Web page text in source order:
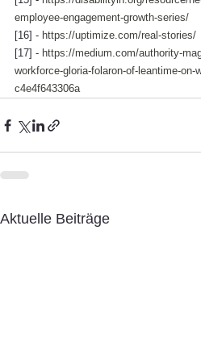
employee-engagement-growth-series/
[16] - https://uptimize.com/real-stories/
[17] - https://medium.com/authority-
workforce-gloria-folaron-of-leantime-
c4e4f643306a
Aktuelle Beiträge